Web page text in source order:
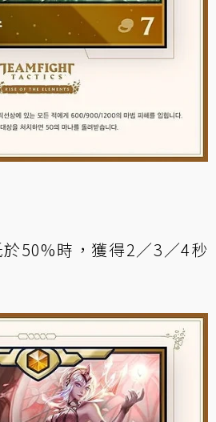
50%時，獲得2／3／4秒